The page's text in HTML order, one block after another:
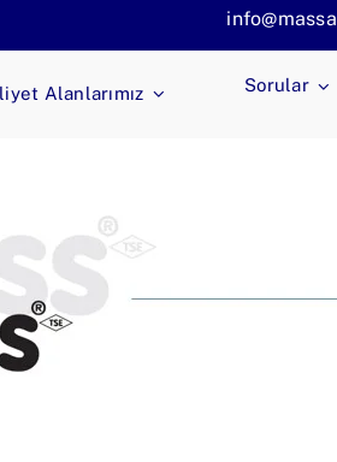
Alanlarımız Sorular